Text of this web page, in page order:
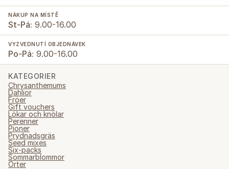
NÁKUP NA MÍSTĚ
St-Pá: 9.00-16.00
VYZVEDNUTÍ OBJEDNÁVEK
Po-Pá: 9.00-16.00
KATEGORIER
Chrysanthemums
Dahlior
Fröer
Gift vouchers
Lökar och knölar
Perenner
Pioner
Prydnadsgräs
Seed mixes
Six-packs
Sommarblommor
Örter